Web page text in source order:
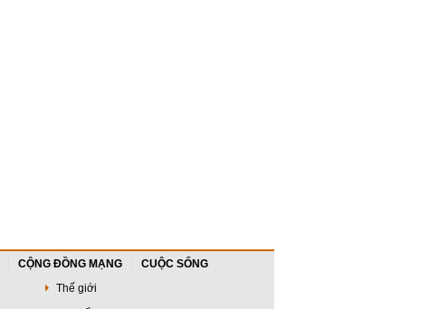
CỘNG ĐỒNG MẠNG
CUỘC SỐNG
Thế giới